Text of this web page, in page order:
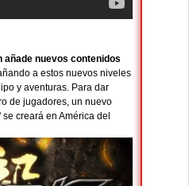
añade nuevos contenidos
a estos nuevos niveles
y aventuras. Para dar
de jugadores, un nuevo
creará en América del